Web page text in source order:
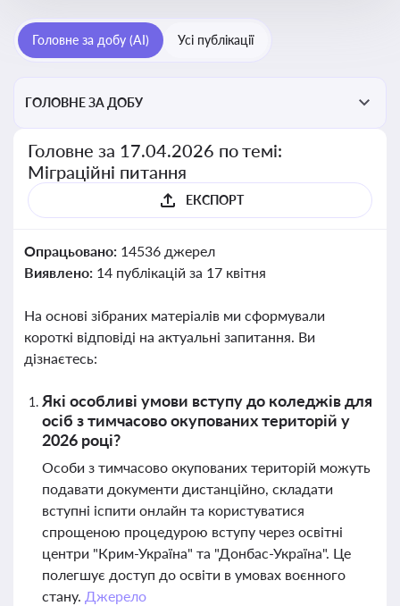
Головне за добу (AI) Усі публікації
ГОЛОВНЕ ЗА ДОБУ
Головне за 17.04.2026 по темі:
Міграційні питання
ЕКСПОРТ
Опрацьовано: 14536 джерел
Виявлено: 14 публікацій за 17 квітня
На основі зібраних матеріалів ми сформували
короткі відповіді на актуальні запитання. Ви
дізнаєтесь:
Які особливі умови вступу до коледжів для
осіб з тимчасово окупованих територій у
2026 році?
Особи з тимчасово окупованих територій можуть
подавати документи дистанційно, складати
вступні іспити онлайн та користуватися
спрощеною процедурою вступу через освітні
центри "Крим-Україна" та "Донбас-Україна". Це
полегшує доступ до освіти в умовах воєнного
стану. Джерело